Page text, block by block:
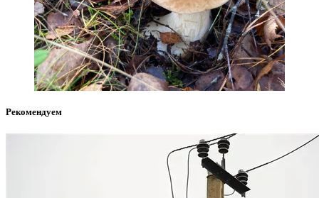
Рекомендуем